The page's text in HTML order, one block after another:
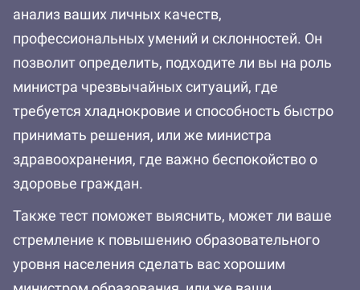
анализ ваших личных качеств,
профессиональных умений и склонностей. Он
позволит определить, подходите ли вы на роль
министра чрезвычайных ситуаций, где
требуется хладнокровие и способность быстро
принимать решения, или же министра
здравоохранения, где важно беспокойство о
здоровье граждан.
Также тест поможет выяснить, может ли ваше
стремление к повышению образовательного
уровня населения сделать вас хорошим